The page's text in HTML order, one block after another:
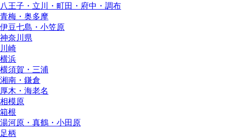
八王子・立川・町田・府中・調布
青梅・奥多摩
伊豆七島・小笠原
神奈川県
川崎
横浜
横須賀・三浦
湘南・鎌倉
厚木・海老名
相模原
箱根
湯河原・真鶴・小田原
足柄